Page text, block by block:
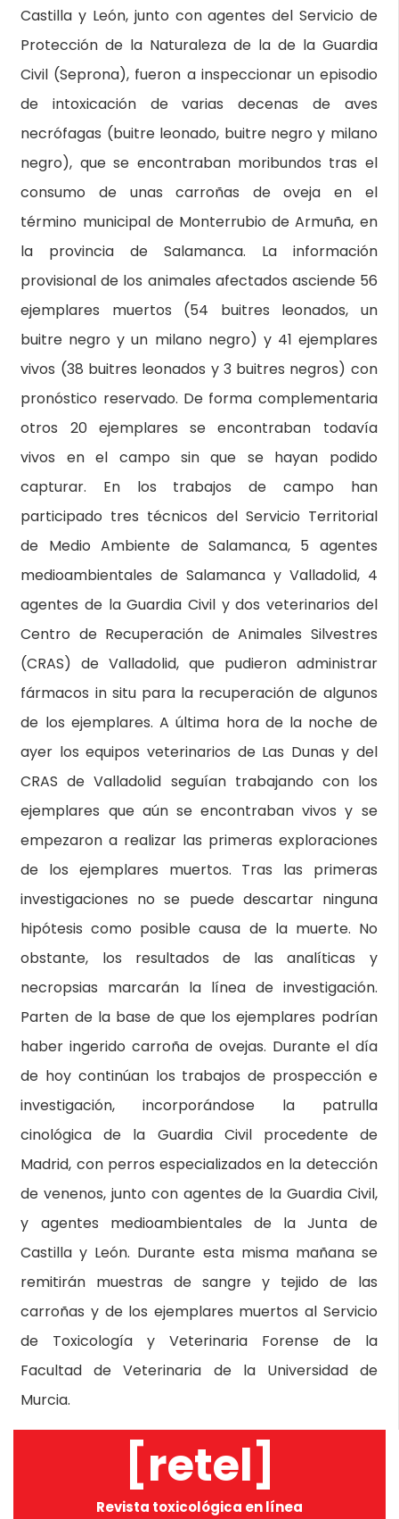
Castilla y León, junto con agentes del Servicio de
Protección de la Naturaleza de la de la Guardia
Civil (Seprona), fueron a inspeccionar un episodio
de intoxicación de varias decenas de aves
necrófagas (buitre leonado, buitre negro y milano
negro), que se encontraban moribundos tras el
consumo de unas carroñas de oveja en el
término municipal de Monterrubio de Armuña, en
la provincia de Salamanca. La información
provisional de los animales afectados asciende 56
ejemplares muertos (54 buitres leonados, un
buitre negro y un milano negro) y 41 ejemplares
vivos (38 buitres leonados y 3 buitres negros) con
pronóstico reservado. De forma complementaria
otros 20 ejemplares se encontraban todavía
vivos en el campo sin que se hayan podido
capturar. En los trabajos de campo han
participado tres técnicos del Servicio Territorial
de Medio Ambiente de Salamanca, 5 agentes
medioambientales de Salamanca y Valladolid, 4
agentes de la Guardia Civil y dos veterinarios del
Centro de Recuperación de Animales Silvestres
(CRAS) de Valladolid, que pudieron administrar
fármacos in situ para la recuperación de algunos
de los ejemplares. A última hora de la noche de
ayer los equipos veterinarios de Las Dunas y del
CRAS de Valladolid seguían trabajando con los
ejemplares que aún se encontraban vivos y se
empezaron a realizar las primeras exploraciones
de los ejemplares muertos. Tras las primeras
investigaciones no se puede descartar ninguna
hipótesis como posible causa de la muerte. No
obstante, los resultados de las analíticas y
necropsias marcarán la línea de investigación.
Parten de la base de que los ejemplares podrían
haber ingerido carroña de ovejas. Durante el día
de hoy continúan los trabajos de prospección e
investigación, incorporándose la patrulla
cinológica de la Guardia Civil procedente de
Madrid, con perros especializados en la detección
de venenos, junto con agentes de la Guardia Civil,
y agentes medioambientales de la Junta de
Castilla y León. Durante esta misma mañana se
remitirán muestras de sangre y tejido de las
carroñas y de los ejemplares muertos al Servicio
de Toxicología y Veterinaria Forense de la
Facultad de Veterinaria de la Universidad de
Murcia.
[retel]
Revista toxicológica en línea